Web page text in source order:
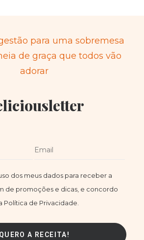
para uma sobremesa
de graça que todos vão
adorar
dos meus dados para receber a
de promoções e dicas, e concordo
Política de Privacidade.